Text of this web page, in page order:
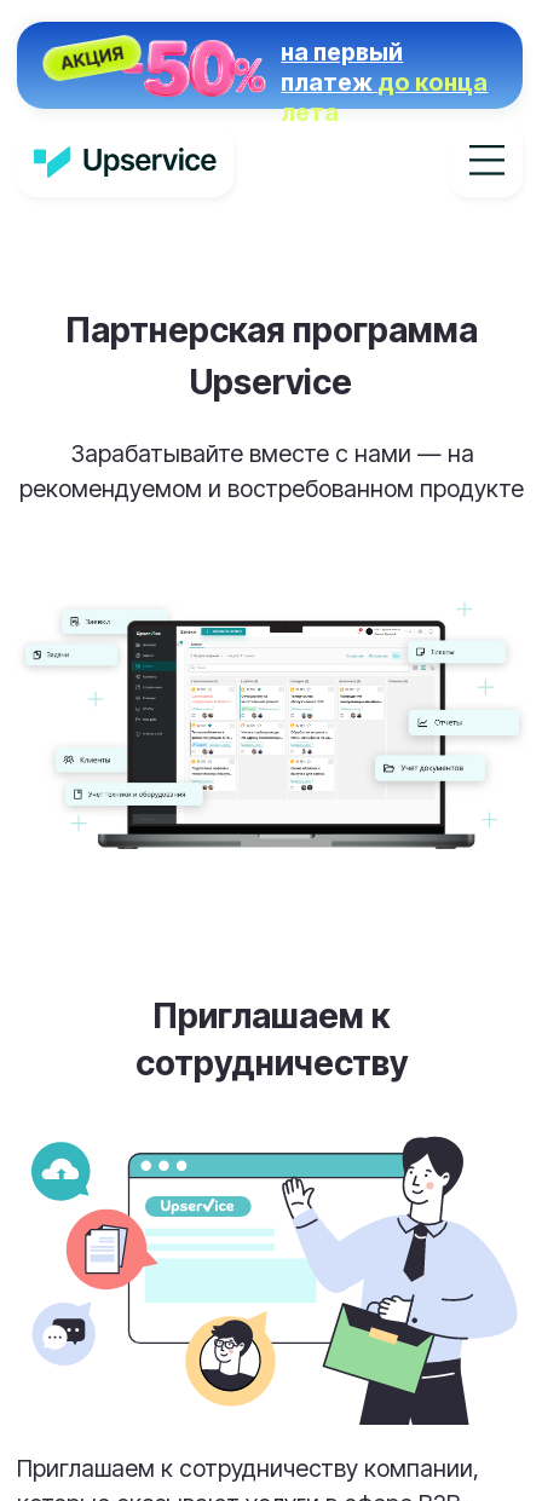
на первый
платеж
до конца
лета
Зарабатывайте вместе с нами — на
рекомендуемом и востребованном продукте
которые оказывают услуги в сфере B2B.
расскажем и научим.
Наша платформа— это быстрорастущий
SaaS-сервис для автоматизации работы с
заявками (Service DeskиHelp Desk ). Мы
предлагаем выгодные условия
сотрудничества и полную поддержку на
всех этапах!
Приглашаем к
сотрудничеству
Все о партнерстве с